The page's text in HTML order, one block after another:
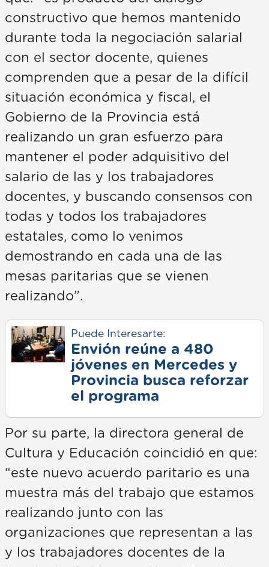
constructivo que hemos mantenido
durante toda la negociación salarial
con el sector docente, quienes
comprenden que a pesar de la difícil
situación económica y fiscal, el
Gobierno de la Provincia está
realizando un gran esfuerzo para
mantener el poder adquisitivo del
salario de las y los trabajadores
docentes, y buscando consensos con
todas y todos los trabajadores
estatales, como lo venimos
demostrando en cada una de las
mesas paritarias que se vienen
realizando”.
Puede Interesarte:
Envión reúne a 480
jóvenes en Mercedes y
Provincia busca reforzar
el programa
Por su parte, la directora general de
Cultura y Educación coincidió en que:
“este nuevo acuerdo paritario es una
muestra más del trabajo que estamos
realizando junto con las
organizaciones que representan a las
y los trabajadores docentes de la